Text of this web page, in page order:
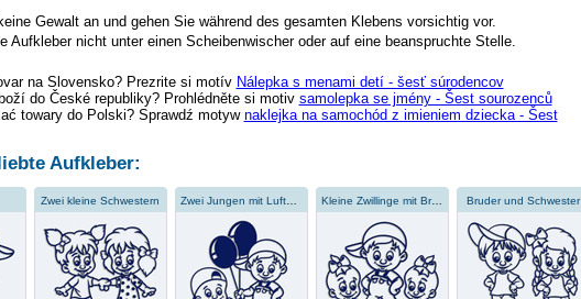
Gewalt an und gehen Sie während des gesamten Klebens vorsichtig vor.
Aufkleber nicht unter einen Scheibenwischer oder auf eine beanspruchte Stelle.
na Slovensko? Prezrite si motív Nálepka s menami detí - šesť súrodencov
do České republiky? Prohlédněte si motiv samolepka se jmény - Šest sourozenců
towary do Polski? Sprawdź motyw naklejka na samochód z imieniem dziecka - Šest
Aufkleber:
Zwei kleine Schwestern Zwei Jungen mit Luftballons Kleine Zwillinge mit Bruder Bruder und Schwester